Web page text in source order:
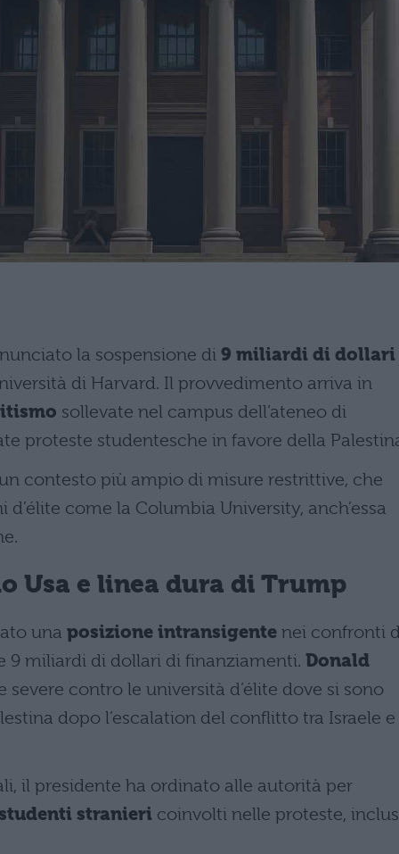
la sospensione di 9 miliardi di dollari
di Harvard. Il provvedimento arriva in
sollevate nel campus dell’ateneo di
proteste studentesche in favore della
contesto più ampio di misure restrittive, che
come la Columbia University, anch’essa
Usa e linea dura di Trump
una posizione intransigente nei confronti
9 miliardi di dollari di finanziamenti. Donald
contro le università d’élite dove si sono
dopo l’escalation del conflitto tra Israele e
il presidente ha ordinato alle autorità per
stranieri coinvolti nelle proteste,